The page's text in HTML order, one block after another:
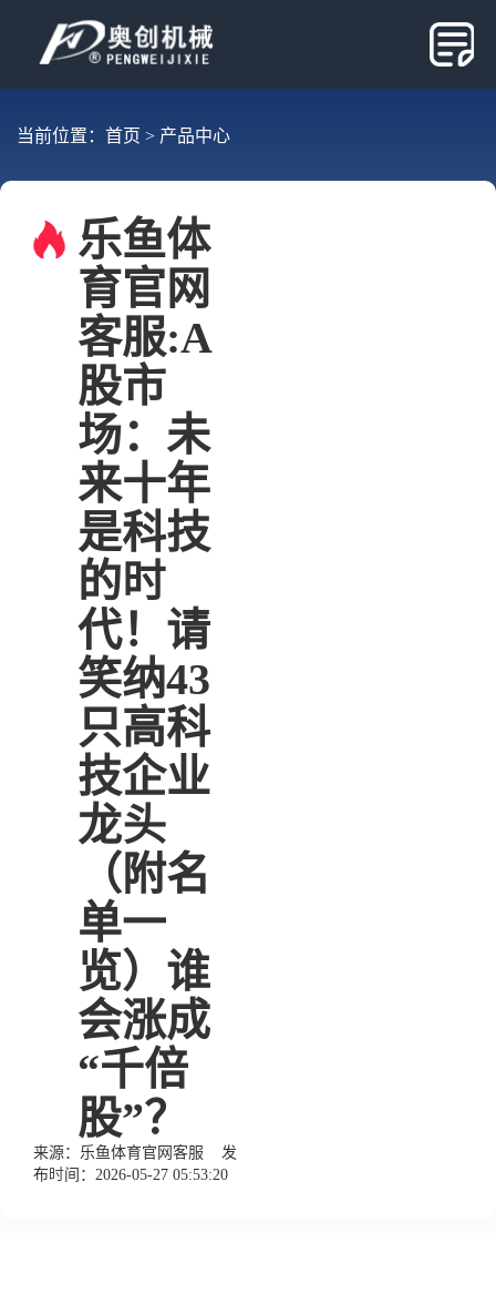
当前位置： 首页 > 产品中心
乐鱼体
育官网
客服:A
股市
场：未
来十年
是科技
的时
代！请
笑纳43
只高科
技企业
龙头
（附名
单一
览）谁
会涨成
“千倍
股”？
来源： 乐鱼体育官网客服 发
布时间：2026-05-27 05:53:20